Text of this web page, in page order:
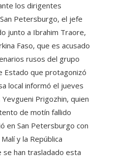
los dirigentes
Petersburgo, el jefe
junto a Ibrahim Traore,
Faso, que es acusado
rusos del grupo
Estado que protagonizó
local informó el jueves
Prigozhin, quien
de motín fallido
en San Petersburgo con
y la República
se han trasladado esta